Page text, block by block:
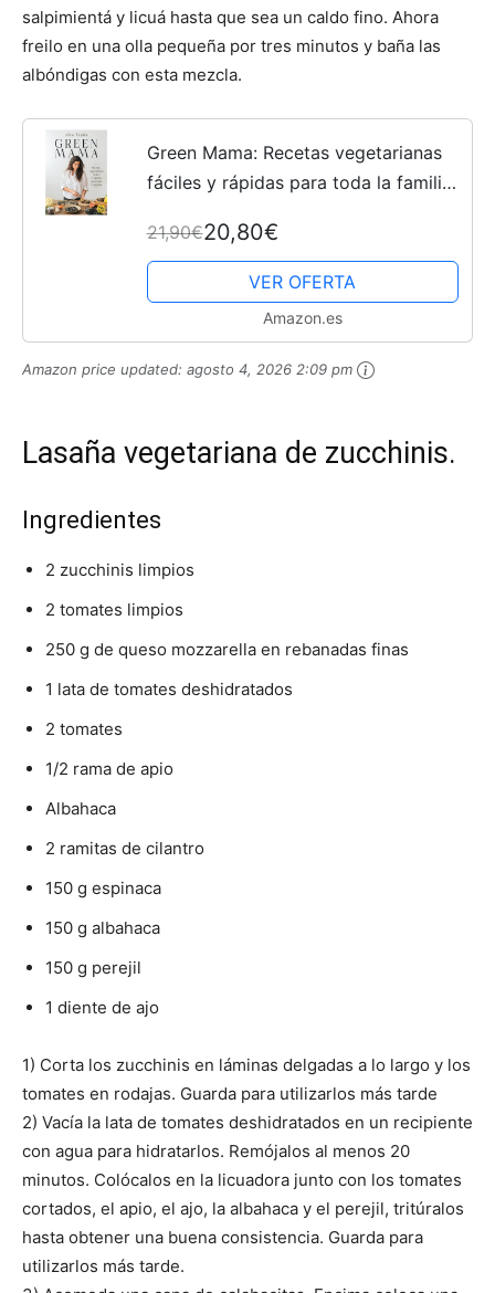
salpimientá y licuá hasta que sea un caldo fino. Ahora
freilo en una olla pequeña por tres minutos y baña las
albóndigas con esta mezcla.
Green Mama: Recetas vegetarianas
fáciles y rápidas para toda la familia:
21,90€20,80€
VER OFERTA
Amazon.es
Amazon price updated: agosto 4, 2026 2:09 pm
Lasaña vegetariana de zucchinis.
Ingredientes
2 zucchinis limpios
2 tomates limpios
250 g de queso mozzarella en rebanadas finas
1 lata de tomates deshidratados
2 tomates
1/2 rama de apio
Albahaca
2 ramitas de cilantro
150 g espinaca
150 g albahaca
150 g perejil
1 diente de ajo
1) Corta los zucchinis en láminas delgadas a lo largo y los
tomates en rodajas. Guarda para utilizarlos más tarde
2) Vacía la lata de tomates deshidratados en un recipiente
con agua para hidratarlos. Remójalos al menos 20
minutos. Colócalos en la licuadora junto con los tomates
cortados, el apio, el ajo, la albahaca y el perejil, tritúralos
hasta obtener una buena consistencia. Guarda para
utilizarlos más tarde.